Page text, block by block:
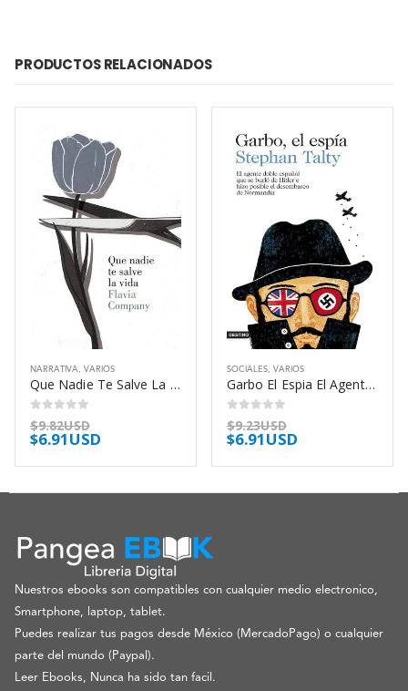
PRODUCTOS RELACIONADOS
NARRATIVA, VARIOS
Que Nadie Te Salve La Vida – Company Flavia
0out of 5
$9.82USD
$6.91USD
SOCIALES, VARIOS
Garbo El Espia El Agente Doble – Talty Stephan
0out of 5
$9.23USD
$6.91USD
Nuestros ebooks son compatibles con cualquier medio electronico,
Smartphone, laptop, tablet.
Puedes realizar tus pagos desde México (MercadoPago) o cualquier
parte del mundo (Paypal).
Leer Ebooks, Nunca ha sido tan facil.